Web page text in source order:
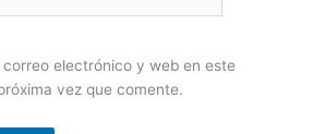
correo electrónico y web en este
vez que comente.